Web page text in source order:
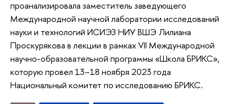
проанализировала заместитель заведующего
Международной научной лаборатории исследований
науки и технологий ИСИЭЗ НИУ ВШЭ Лилиана
Проскурякова в лекции в рамках VII Международной
научно-образовательной программы «Школа БРИКС»,
которую провел 13–18 ноября 2023 года
Национальный комитет по исследованию БРИКС.